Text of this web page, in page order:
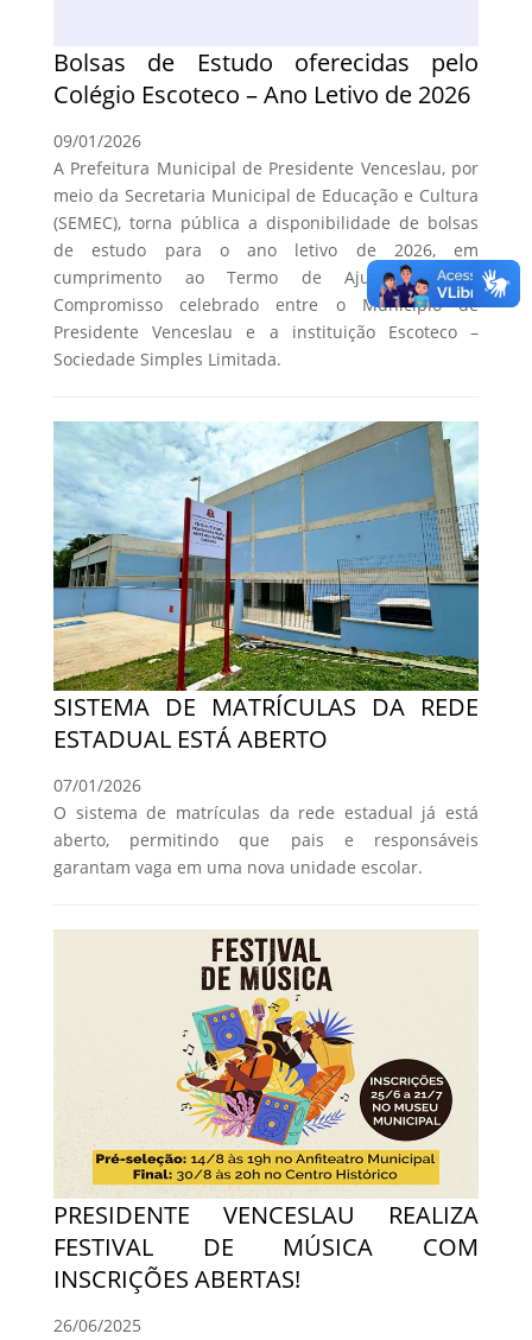
Bolsas de Estudo oferecidas pelo
Colégio Escoteco – Ano Letivo de 2026
09/01/2026
A Prefeitura Municipal de Presidente Venceslau, por
meio da Secretaria Municipal de Educação e Cultura
(SEMEC), torna pública a disponibilidade de bolsas
de estudo para o ano letivo de 2026, em
cumprimento ao Termo de Ajustamento e
Compromisso celebrado entre o Município de
Presidente Venceslau e a instituição Escoteco –
Sociedade Simples Limitada.
SISTEMA DE MATRÍCULAS DA REDE
ESTADUAL ESTÁ ABERTO
07/01/2026
O sistema de matrículas da rede estadual já está
aberto, permitindo que pais e responsáveis
garantam vaga em uma nova unidade escolar.
PRESIDENTE VENCESLAU REALIZA
FESTIVAL DE MÚSICA COM
INSCRIÇÕES ABERTAS!
26/06/2025